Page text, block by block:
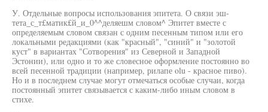
У. Отдельные вопросы использования эпитета. О связи эш-
тета_с_т£матик£й_и_0^^деляешм словом^ Эпитет вместе с
определяемым словом связан с одним песенным типом или его
локальными редакциями (как "красный", "синий" и "золотой
куст" в вариантах "Сотворения" из Северной и Западной
Эстонии), или одно и то же словесное оформление постоянно во
всей песенной традиции (например, рилапе olu - красное пиво).
Но и в последнем случае могут отмечаться особые случаи, когда
постоянный эпитет связывается с каким-либо иным словом в
стихе.